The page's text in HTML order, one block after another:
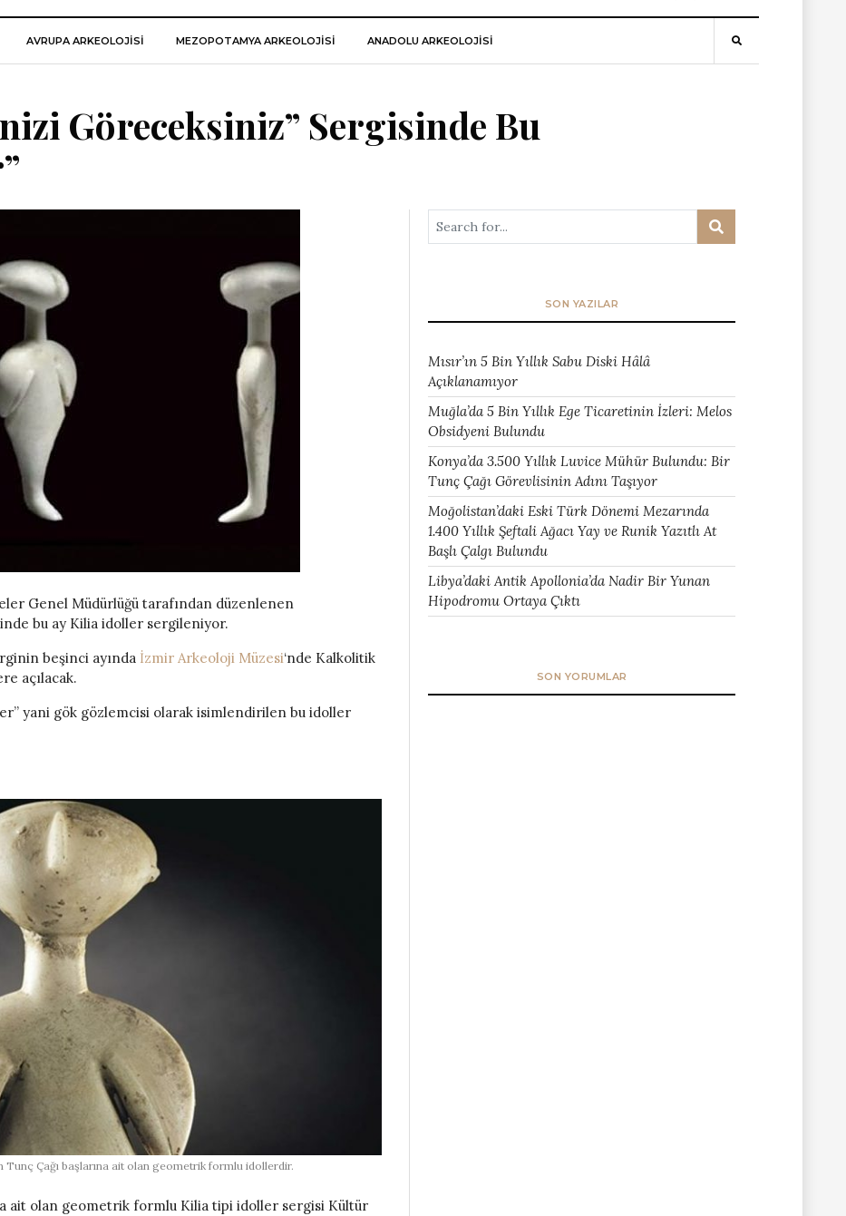
AVRUPA ARKEOLOJISI MEZOPOTAMYA ARKEOLOJISI ANADOLU ARKEOLOJİSİ
Göreceksiniz” Sergisinde Bu
Genel Müdürlüğü tarafından düzenlenen
bu ay Kilia idoller sergileniyor.
beşinci ayında İzmir Arkeoloji Müzesi‘nde Kalkolitik
açılacak.
yani gök gözlemcisi olarak isimlendirilen bu idoller
Çağı başlarına ait olan geometrik formlu idollerdir.
ait olan geometrik formlu Kilia tipi idoller sergisi Kültür
SON YAZILAR
Mısır’ın 5 Bin Yıllık Sabu Diski Hâlâ
Açıklanamıyor
Muğla’da 5 Bin Yıllık Ege Ticaretinin İzleri: Melos
Obsidyeni Bulundu
Konya’da 3.500 Yıllık Luvice Mühür Bulundu: Bir
Tunç Çağı Görevlisinin Adını Taşıyor
Moğolistan’daki Eski Türk Dönemi Mezarında
1.400 Yıllık Şeftali Ağacı Yay ve Runik Yazıtlı At
Başlı Çalgı Bulundu
Libya’daki Antik Apollonia’da Nadir Bir Yunan
Hipodromu Ortaya Çıktı
SON YORUMLAR